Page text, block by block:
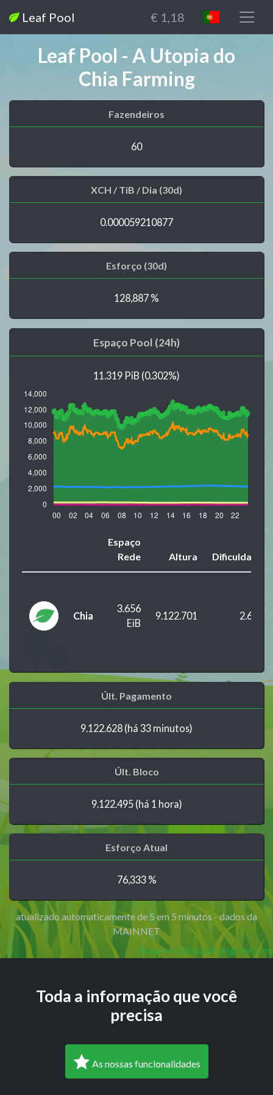
Leaf Pool € 1,18
Leaf Pool - A Utopia do
Chia Farming
Fazendeiros
60
XCH / TiB / Dia (30d)
0.000059210877
Esforço (30d)
128,887 %
Espaço Pool (24h)
11.319 PiB (0.302%)
Espaço
Rede
Altura Dificuldade
Chia
3.656
EiB
9.122.701 2.624
Últ. Pagamento
9.122.628 (há 33 minutos)
Últ. Bloco
9.122.495 (há 1 hora)
Esforço Atual
76,333 %
atualizado automaticamente de 5 em 5 minutos - dados da
MAINNET
imagem cedida por pngtree.com
Toda a informação que você
precisa
As nossas funcionalidades